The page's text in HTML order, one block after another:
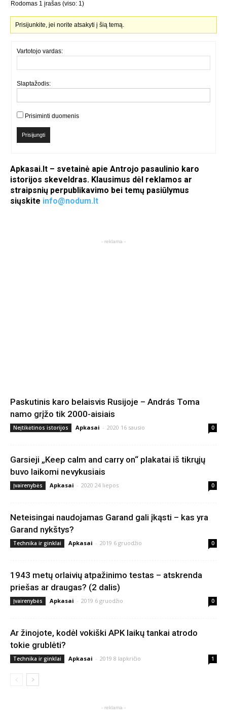
Rodomas 1 įrašas (viso: 1)
Prisijunkite, jei norite atsakyti į šią temą.
Vartotojo vardas:
Slaptažodis:
Prisiminti duomenis
Prisijungti
Apkasai.lt – svetainė apie Antrojo pasaulinio karo
istorijos skeveldras. Klausimus dėl reklamos ar
straipsnių perpublikavimo bei temų pasiūlymus
siųskite info@nodum.lt
- reklama -
Paskutinis karo belaisvis Rusijoje – András Toma
namo grįžo tik 2000-aisiais
Neįtikėtinos istorijos Apkasai - 2020 16 sausio 0
Garsieji „Keep calm and carry on“ plakatai iš tikrųjų
buvo laikomi nevykusiais
Įvairenybės Apkasai - 2020 24 liepos 0
Neteisingai naudojamas Garand gali įkąsti – kas yra
Garand nykštys?
Technika ir ginklai Apkasai - 2019 6 gruodžio 0
1943 metų orlaivių atpažinimo testas – atskrenda
priešas ar draugas? (2 dalis)
Įvairenybės Apkasai - 2019 6 gruodžio 0
Ar žinojote, kodėl vokiški APK laikų tankai atrodo
tokie grublėti?
Technika ir ginklai Apkasai - 2019 8 lapkričio 1
- reklama -